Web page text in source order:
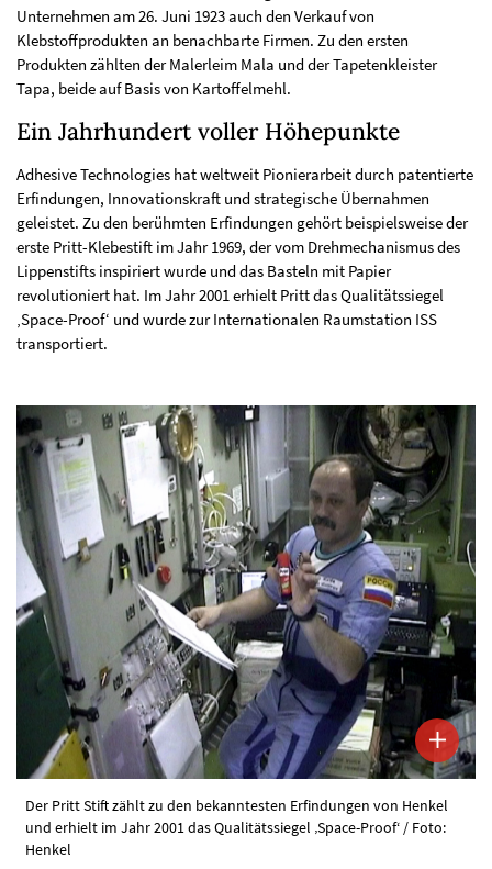
Unternehmen am 26. Juni 1923 auch den Verkauf von
Klebstoffprodukten an benachbarte Firmen. Zu den ersten
Produkten zählten der Malerleim Mala und der Tapetenkleister
Tapa, beide auf Basis von Kartoffelmehl.
Ein Jahrhundert voller Höhepunkte
Adhesive Technologies hat weltweit Pionierarbeit durch patentierte
Erfindungen, Innovationskraft und strategische Übernahmen
geleistet. Zu den berühmten Erfindungen gehört beispielsweise der
erste Pritt-Klebestift im Jahr 1969, der vom Drehmechanismus des
Lippenstifts inspiriert wurde und das Basteln mit Papier
revolutioniert hat. Im Jahr 2001 erhielt Pritt das Qualitätssiegel
‚Space-Proof‘ und wurde zur Internationalen Raumstation ISS
transportiert.
Der Pritt Stift zählt zu den bekanntesten Erfindungen von Henkel
und erhielt im Jahr 2001 das Qualitätssiegel ‚Space-Proof‘ / Foto:
Henkel